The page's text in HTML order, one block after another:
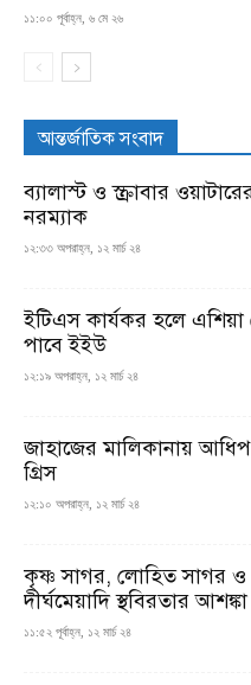
১১:০০ পূর্বাহ্ন, ৬ মে ২৬
আন্তর্জাতিক সংবাদ
ব্যালাস্ট ও স্ক্রাবার
নরম্যাক
১২:৩৩ অপরাহ্ন, ১২ মার্চ ২৪
ইটিএস কার্যকর হলে
পাবে ইইউ
১২:১৯ অপরাহ্ন, ১২ মার্চ ২৪
জাহাজের মালিকানায়
গ্রিস
১২:১০ অপরাহ্ন, ১২ মার্চ ২৪
কৃষ্ণ সাগর, লোহিত সাগর ও
দীর্ঘমেয়াদি স্থবিরতার
১১:৫২ পূর্বাহ্ন, ১২ মার্চ ২৪